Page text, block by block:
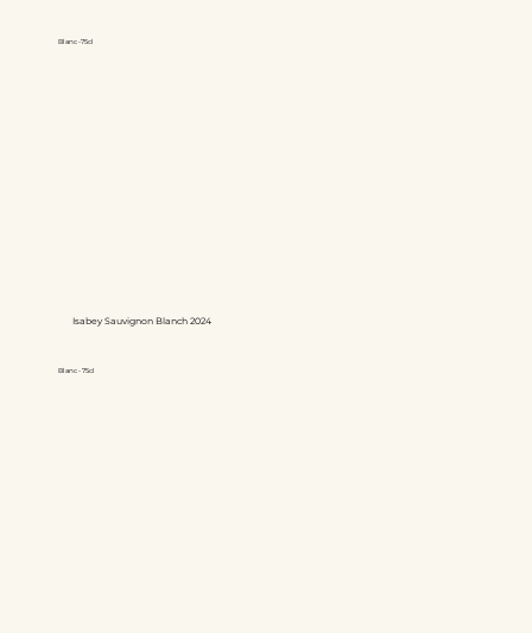
Blanc -75cl
Isabey Sauvignon Blanch 2024
Blanc - 75cl